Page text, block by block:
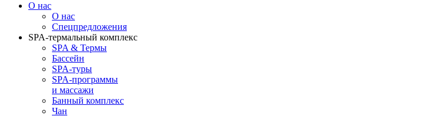
О нас
О нас
Спецпредложения
SPA-термальный комплекс
SPA & Термы
Бассейн
SPA-туры
SPA-программы
и массажи
Банный комплекс
Чан